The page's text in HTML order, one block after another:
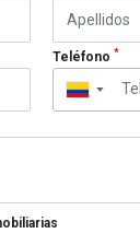
Teléfono *
▼